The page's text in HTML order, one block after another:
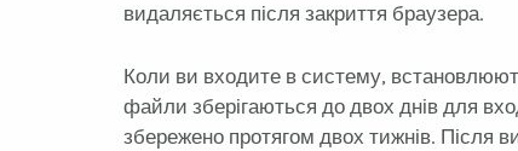
видаляється після закриття браузера.
Коли ви входите в систему,
файли зберігаються до двох днів для
збережено протягом двох тижнів. Після